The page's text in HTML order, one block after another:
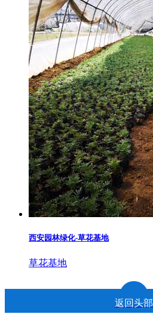
西安园林绿化-草花基地
草花基地
返回头部